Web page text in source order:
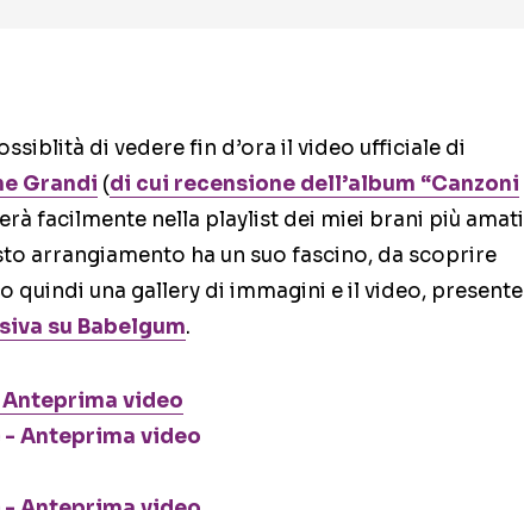
di vedere fin d’ora il video ufficiale di
Grandi (di cui recensione dell’album “Canzoni
facilmente nella playlist dei miei brani più amati
arrangiamento ha un suo fascino, da scoprire
quindi una gallery di immagini e il video, presente
su Babelgum.
Anteprima video